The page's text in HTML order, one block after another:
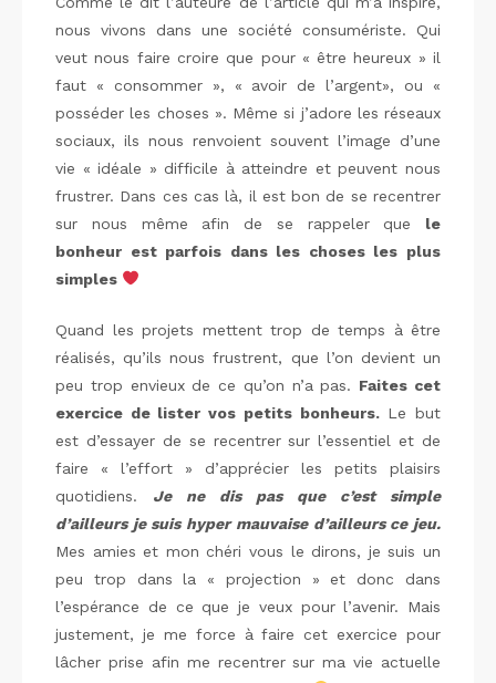
nous vivons dans une société consumériste. Qui
veut nous faire croire que pour « être heureux » il
faut « consommer », « avoir de l’argent», ou «
posséder les choses ». Même si j’adore les réseaux
sociaux, ils nous renvoient souvent l’image d’une
vie « idéale » difficile à atteindre et peuvent nous
frustrer. Dans ces cas là, il est bon de se recentrer
sur nous même afin de se rappeler que le
bonheur est parfois dans les choses les plus
simples
Quand les projets mettent trop de temps à être
réalisés, qu’ils nous frustrent, que l’on devient un
peu trop envieux de ce qu’on n’a pas. Faites cet
exercice de lister vos petits bonheurs.Le but
est d’essayer de se recentrer sur l’essentiel et de
faire « l’effort » d’apprécier les petits plaisirs
quotidiens. Je ne dis pas que c’est simple
d’ailleurs je suis hyper mauvaise d’ailleurs ce jeu.
Mes amies et mon chéri vous le dirons, je suis un
peu trop dans la « projection » et donc dans
l’espérance de ce que je veux pour l’avenir. Mais
justement, je me force à faire cet exercice pour
lâcher prise afin me recentrer sur ma vie actuelle